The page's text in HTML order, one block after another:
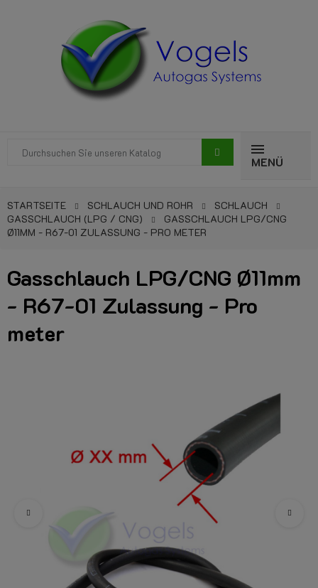
MENÜ
STARTSEITE SCHLAUCH UND ROHR
SCHLAUCH
GASSCHLAUCH (LPG / CNG)
GASSCHLAUCH LPG/CNG
Ø11MM - R67-01 ZULASSUNG - PRO METER
Gasschlauch LPG/CNG Ø11mm
- R67-01 Zulassung - Pro
meter